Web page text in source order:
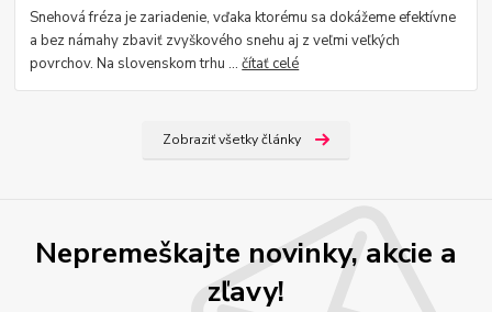
Snehová fréza je zariadenie, vďaka ktorému sa dokážeme efektívne
a bez námahy zbaviť zvyškového snehu aj z veľmi veľkých
povrchov. Na slovenskom trhu ...čítať celé
Zobraziť všetky články
Nepremeškajte novinky, akcie a
zľavy!